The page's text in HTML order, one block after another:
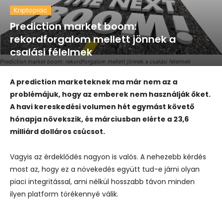
Prediction market boom: rekordforgalom mellett jönnek a csalási félelmek
Kriptopiac
Prediction market boom:
rekordforgalom mellett jönnek a
csalási félelmek
A prediction marketeknek ma már nem az a
problémájuk, hogy az emberek nem használják őket.
A havi kereskedési volumen hét egymást követő
hónapja növekszik, és márciusban elérte a 23,6
milliárd dolláros csúcsot.
Vagyis az érdeklődés nagyon is valós. A nehezebb kérdés
most az, hogy ez a növekedés együtt tud-e járni olyan
piaci integritással, ami nélkül hosszabb távon minden
ilyen platform törékennyé válik.